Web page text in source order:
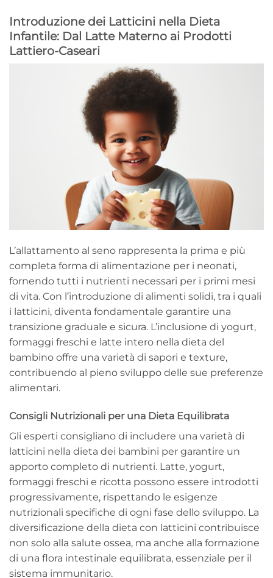
Introduzione dei Latticini nella Dieta
Infantile: Dal Latte Materno ai Prodotti
Lattiero-Caseari
L’allattamento al seno rappresenta la prima e più
completa forma di alimentazione per i neonati,
fornendo tutti i nutrienti necessari per i primi mesi
di vita. Con l’introduzione di alimenti solidi, tra i quali
i latticini, diventa fondamentale garantire una
transizione graduale e sicura. L’inclusione di yogurt,
formaggi freschi e latte intero nella dieta del
bambino offre una varietà di sapori e texture,
contribuendo al pieno sviluppo delle sue preferenze
alimentari.
Consigli Nutrizionali per una Dieta Equilibrata
Gli esperti consigliano di includere una varietà di
latticini nella dieta dei bambini per garantire un
apporto completo di nutrienti. Latte, yogurt,
formaggi freschi e ricotta possono essere introdotti
progressivamente, rispettando le esigenze
nutrizionali specifiche di ogni fase dello sviluppo. La
diversificazione della dieta con latticini contribuisce
non solo alla salute ossea, ma anche alla formazione
di una flora intestinale equilibrata, essenziale per il
sistema immunitario.